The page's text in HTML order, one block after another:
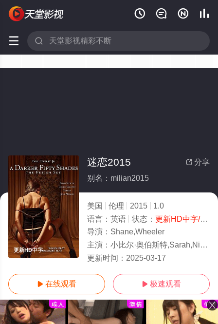
   
 
更新HD中字
 分享
迷恋2015
别名：milian2015
美国 伦理 2015
1.0
语言： 英语 状态： 更新HD中字/高清
导演： Shane,Wheeler
主演： 小比尔·奥伯斯特,Sarah,Nicklin,Deauxma
更新时间： 2025-03-17
 在线观看  极速观看